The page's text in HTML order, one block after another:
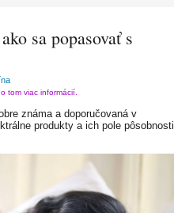
sa popasovať s
tom viac informácií.
známa a doporučovaná v
produkty a ich pole pôsobnosti